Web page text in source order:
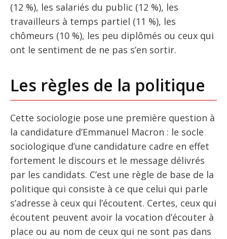
(12 %), les salariés du public (12 %), les
travailleurs à temps partiel (11 %), les
chômeurs (10 %), les peu diplômés ou ceux qui
ont le sentiment de ne pas s’en sortir.
Les règles de la politique
Cette sociologie pose une première question à
la candidature d’Emmanuel Macron : le socle
sociologique d’une candidature cadre en effet
fortement le discours et le message délivrés
par les candidats. C’est une règle de base de la
politique qui consiste à ce que celui qui parle
s’adresse à ceux qui l’écoutent. Certes, ceux qui
écoutent peuvent avoir la vocation d’écouter à
place ou au nom de ceux qui ne sont pas dans